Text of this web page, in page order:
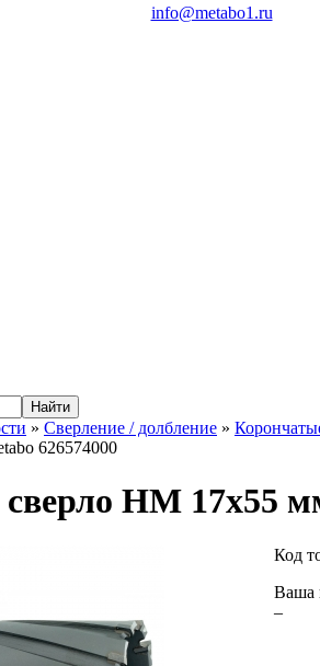
info@metabo1.ru
» Сверление / долбление »
626574000
сверло HM 17x55
Код
Ваша
–